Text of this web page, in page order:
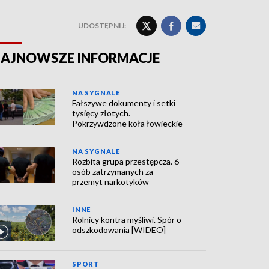
UDOSTĘPNIJ:
INFORMACJE
NA SYGNALE
Fałszywe dokumenty i setki
tysięcy złotych.
Pokrzywdzone koła łowieckie
NA SYGNALE
Rozbita grupa przestępcza. 6
osób zatrzymanych za
przemyt narkotyków
INNE
Rolnicy kontra myśliwi. Spór o
odszkodowania [WIDEO]
SPORT